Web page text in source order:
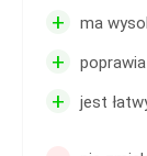
+ ma
+
+ jest